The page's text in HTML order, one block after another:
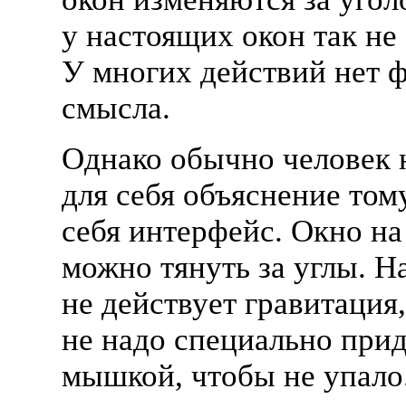
у настоящих окон так не
У многих действий нет
смысла.
Однако обычно человек
для себя объяснение
себя интерфейс. Окно
можно тянуть за углы.
не действует
не надо специально
мышкой, чтобы не